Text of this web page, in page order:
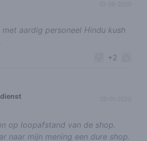
13-06-2020
met aardig personeel Hindu kush
+2
op loopafstand van de shop.
naar mijn mening een dure shop.